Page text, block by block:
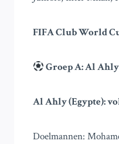
FIFA Club World
Groep A: Al
Al Ahly (Egypte):
Doelmannen: